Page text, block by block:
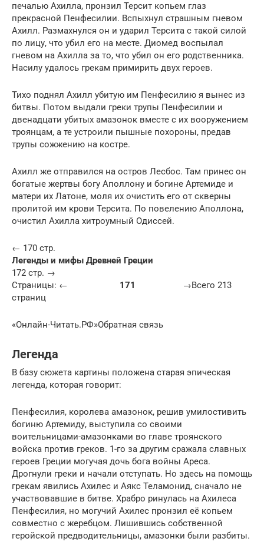
печалью Ахилла, пронзил Терсит копьем глаз
прекрасной Пенфесилии. Вспыхнул страшным гневом
Ахилл. Размахнулся он и ударил Терсита с такой силой
по лицу, что убил его на месте. Диомед воспылал
гневом на Ахилла за то, что убил он его родственника.
Насилу удалось грекам примирить двух героев.
Тихо поднял Ахилл убитую им Пенфесилию я вынес из
битвы. Потом выдали греки трупы Пенфесилии и
двенадцати убитых амазонок вместе с их вооружением
троянцам, а те устроили пышные похороны, предав
трупы сожжению на костре.
Ахилл же отправился на остров Лесбос. Там принес он
богатые жертвы богу Аполлону и богине Артемиде и
матери их Латоне, моля их очистить его от скверны
пролитой им крови Терсита. По повелению Аполлона,
очистил Ахилла хитроумный Одиссей.
← 170 стр.
Легенды и мифы Древней Греции
172 стр. →
Страницы: ← 171
→Всего 213
страниц
«Онлайн-Читать.РФ»Обратная связь
Легенда
В базу сюжета картины положена старая эпическая
легенда, которая говорит:
Пенфесилия, королева амазонок, решив умилостивить
богиню Артемиду, выступила со своими
воительницами-амазонками во главе троянского
войска против греков. 1-го за другим сражала славных
героев Греции могучая дочь бога войны Ареса.
Дрогнули греки и начали отступать. Но здесь на помощь
грекам явились Ахилес и Аякс Теламонид, сначало не
участвовавшие в битве. Храбро ринулась на Ахилеса
Пенфесилия, но могучий Ахилес пронзил её копьем
совместно с жеребцом. Лишившись собственной
геройской предводительницы, амазонки были разбиты.